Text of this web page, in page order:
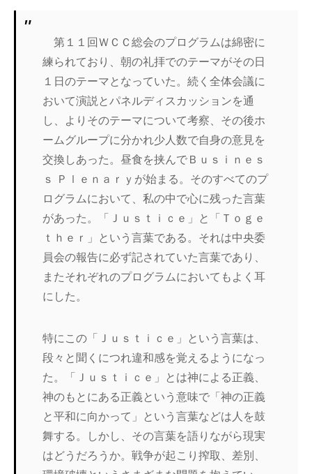
第１１回ＷＣＣ総会のプログラムは綿密に
練られており、朝の礼拝でのテーマがその日
１日のテーマとなっていた。続く全体会議に
おいて演説とパネルディスカッションを通
し、よりそのテーマについて考察、その後ホ
ームグループに分かれ少人数で自身の意見を
交換しあった。昼食を挟んでＢｕｓｉｎｅｓ
ｓ Ｐｌｅｎａｒｙが始まる。そのすべてのプ
ログラムにおいて、私の中で心に残った言葉
があった。「Ｊｕｓｔｉｃｅ」と「Ｔｏｇｅ
ｔｈｅｒ」という言葉である。それは中央委
員会の報告に必ず記されていた言葉であり、
またそれぞれのプログラムにおいてもよく耳
にした。
特にこの「Ｊｕｓｔｉｃｅ」という言葉は、
段々と聞くにつれ違和感を覚えるようになっ
た。「Ｊｕｓｔｉｃｅ」とは神による正義、
神のもとにある正義という意味で「神の正義
と平和に向かって」という言葉などは人を鼓
舞する。しかし、その言葉を語りながら現実
はどうだろうか。戦争が起こり搾取、差別、